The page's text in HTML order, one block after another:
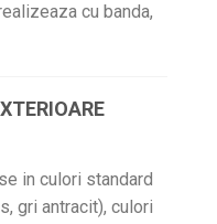
cu banda,
in culori standard
gri antracit), culori